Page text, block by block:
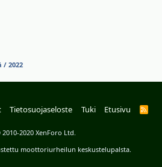
/ 2022
Tietosuojaseloste Tuki Etusivu
R
2020 XenForo Ltd.
moottoriurheilun keskustelupalsta.